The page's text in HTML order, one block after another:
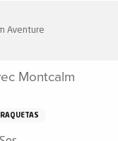
Aventure
Montcalm
RAQUETAS